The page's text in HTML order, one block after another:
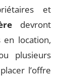
et
devront
location,
plusieurs
l’offre